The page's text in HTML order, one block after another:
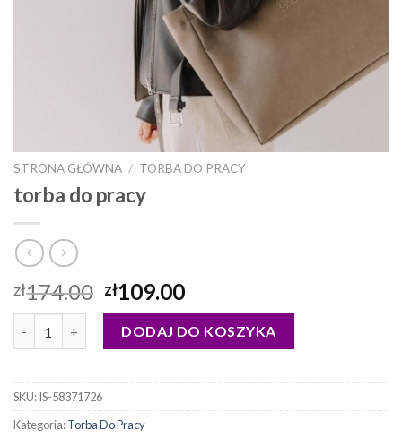
STRONA GŁÓWNA / TORBA DO PRACY
torba do pracy
zł174.00 zł109.00
DODAJ DO KOSZYKA
SKU:IS-58371726
Kategoria:Torba Do Pracy